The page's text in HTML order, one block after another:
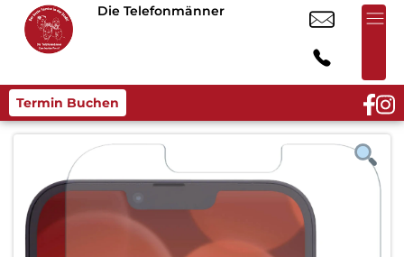
Die Telefonmänner
Termin Buchen